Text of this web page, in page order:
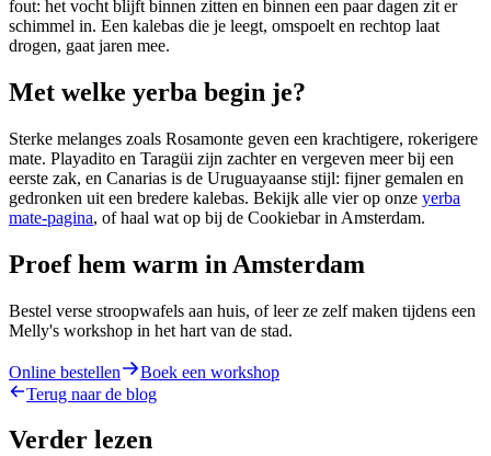
fout: het vocht blijft binnen zitten en binnen een paar dagen zit er
schimmel in. Een kalebas die je leegt, omspoelt en rechtop laat
drogen, gaat jaren mee.
Met welke yerba begin je?
Sterke melanges zoals Rosamonte geven een krachtigere, rokerigere
mate. Playadito en Taragüi zijn zachter en vergeven meer bij een
eerste zak, en Canarias is de Uruguayaanse stijl: fijner gemalen en
gedronken uit een bredere kalebas. Bekijk alle vier op onze yerba
mate-pagina, of haal wat op bij de Cookiebar in Amsterdam.
Proef hem warm in Amsterdam
Bestel verse stroopwafels aan huis, of leer ze zelf maken tijdens een
Melly's workshop in het hart van de stad.
Online bestellen
Boek een workshop
Terug naar de blog
Verder lezen